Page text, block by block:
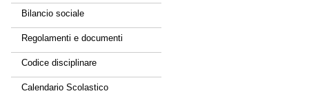
Bilancio sociale
Regolamenti e documenti
Codice disciplinare
Calendario Scolastico